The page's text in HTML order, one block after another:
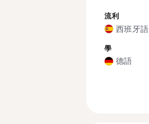
流利
西班牙語
學
德語